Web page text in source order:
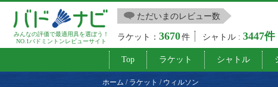
みんなの評価で最適用具を選ぼう！
NO.1バドミントンレビューサイト
ただいまのレビュー数
ラケット：3670件 シャトル :3447件
Top ラケット シャトル
ホーム / ラケット / ウィルソン